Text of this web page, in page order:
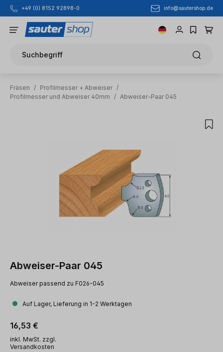
Zum Hauptinhalt springen
+49 (0) 8152 92898-0 info@sautershop.de
Suchbegriff
Fräsen / Profilmesser + Abweiser /
Profilmesser und Abweiser 40mm
/ Abweiser-Paar 045
Abweiser-Paar 045
Abweiser passend zu F026-045
Auf Lager, Lieferung in 1-2 Werktagen
Regulärer Preis:
16,53 €
inkl. MwSt. zzgl.
Versandkosten